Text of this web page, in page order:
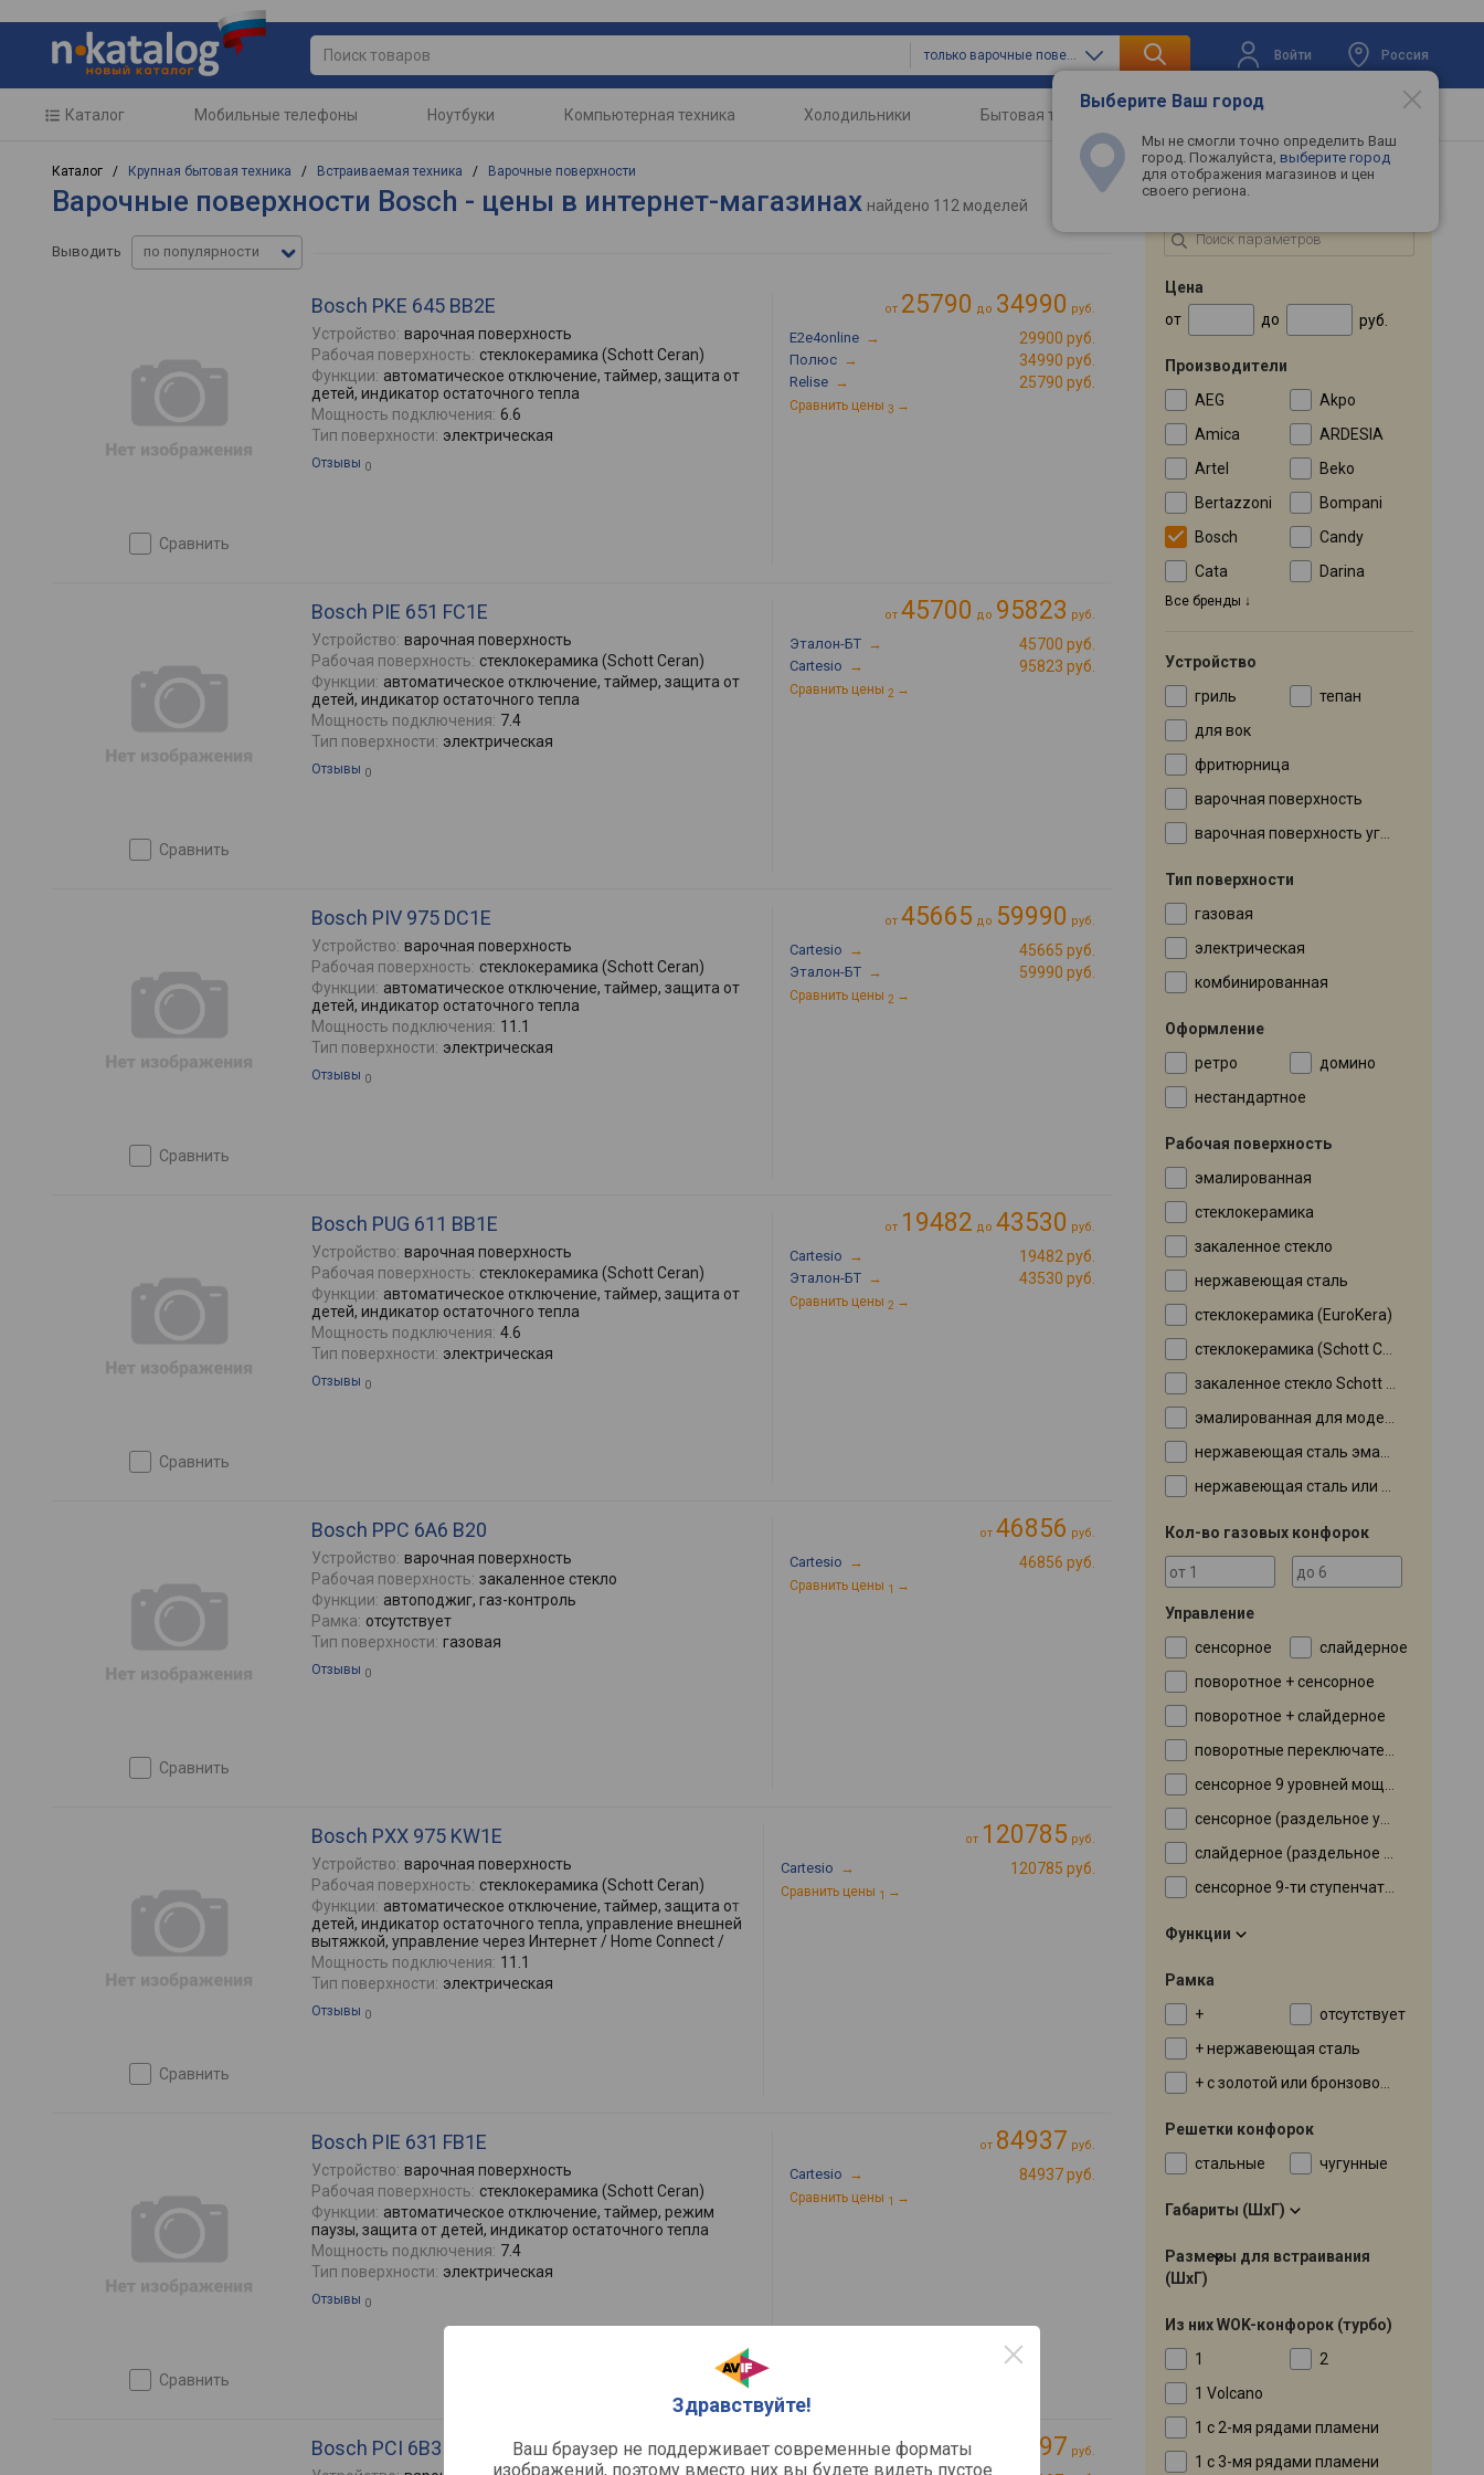
только варочные поверхности Войти Россия
Выберите Ваш город
Мы не смогли точно определить Ваш
город. Пожалуйста, выберите город
для отображения магазинов и цен
своего региона.
Здравствуйте!
Ваш браузер не поддерживает современные форматы
изображений, поэтому вместо них вы будете видеть пустое
Каталог Мобильные телефоны Ноутбуки Компьютерная техника Холодильники Бытовая техника Телевизоры
Каталог / Крупная бытовая техника / Встраиваемая техника / Варочные поверхности
Варочные поверхности Bosch - цены в интернет-магазинах найдено 112 моделей
Выводить по популярности
сравнить
Bosch PKE 645 BB2E
Устройство: варочная поверхность
Рабочая поверхность: стеклокерамика (Schott Ceran)
Функции: автоматическое отключение, таймер, защита от
детей, индикатор остаточного тепла
Мощность подключения: 6.6
Тип поверхности: электрическая
Отзывы 0
от 25790 до 34990 руб.
E2e4online → 29900 руб.
Полюс → 34990 руб.
Relise → 25790 руб.
Сравнить цены 3 →
сравнить
Bosch PIE 651 FC1E
Устройство: варочная поверхность
Рабочая поверхность: стеклокерамика (Schott Ceran)
Функции: автоматическое отключение, таймер, защита от
детей, индикатор остаточного тепла
Мощность подключения: 7.4
Тип поверхности: электрическая
Отзывы 0
от 45700 до 95823 руб.
Эталон-БТ → 45700 руб.
Cartesio → 95823 руб.
Сравнить цены 2 →
сравнить
Bosch PIV 975 DC1E
Устройство: варочная поверхность
Рабочая поверхность: стеклокерамика (Schott Ceran)
Функции: автоматическое отключение, таймер, защита от
детей, индикатор остаточного тепла
Мощность подключения: 11.1
Тип поверхности: электрическая
Отзывы 0
от 45665 до 59990 руб.
Cartesio → 45665 руб.
Эталон-БТ → 59990 руб.
Сравнить цены 2 →
сравнить
Bosch PUG 611 BB1E
Устройство: варочная поверхность
Рабочая поверхность: стеклокерамика (Schott Ceran)
Функции: автоматическое отключение, таймер, защита от
детей, индикатор остаточного тепла
Мощность подключения: 4.6
Тип поверхности: электрическая
Отзывы 0
от 19482 до 43530 руб.
Cartesio → 19482 руб.
Эталон-БТ → 43530 руб.
Сравнить цены 2 →
сравнить
Bosch PPC 6A6 B20
Устройство: варочная поверхность
Рабочая поверхность: закаленное стекло
Функции: автоподжиг, газ-контроль
Рамка: отсутствует
Тип поверхности: газовая
Отзывы 0
от 46856 руб.
Cartesio → 46856 руб.
Сравнить цены 1 →
сравнить
Bosch PXX 975 KW1E
Устройство: варочная поверхность
Рабочая поверхность: стеклокерамика (Schott Ceran)
Функции: автоматическое отключение, таймер, защита от
детей, индикатор остаточного тепла, управление внешней
вытяжкой, управление через Интернет / Home Connect /
Мощность подключения: 11.1
Тип поверхности: электрическая
Отзывы 0
от 120785 руб.
Cartesio → 120785 руб.
Сравнить цены 1 →
сравнить
Bosch PIE 631 FB1E
Устройство: варочная поверхность
Рабочая поверхность: стеклокерамика (Schott Ceran)
Функции: автоматическое отключение, таймер, режим
паузы, защита от детей, индикатор остаточного тепла
Мощность подключения: 7.4
Тип поверхности: электрическая
Отзывы 0
от 84937 руб.
Cartesio → 84937 руб.
Сравнить цены 1 →
Bosch PCI 6B3 B90R 36197 руб.
ПОДБОР ПО ПАРАМЕТРАМ
Цена
от
до руб.
Производители
AEG
Akpo
Amica
ARDESIA
Artel
Beko
Bertazzoni
Bompani
Bosch
Candy
Cata
Darina
Все бренды
Устройство
гриль
тепан
для вок
фритюрница
варочная поверхность
варочная поверхность угловая
Тип поверхности
газовая
электрическая
комбинированная
Оформление
ретро
домино
нестандартное
Рабочая поверхность
эмалированная
стеклокерамика
закаленное стекло
нержавеющая сталь
стеклокерамика (EuroKera)
стеклокерамика (Schott Ceran)
закаленное стекло Schott Ceran
эмалированная для модели X — нержавеющая сталь
нержавеющая сталь эмалированная в моделях с индексом WH
нержавеющая сталь или эмаль, в зависимости от модификации
Кол-во газовых конфорок
Управление
сенсорное
слайдерное
поворотное + сенсорное
поворотное + слайдерное
поворотные переключатели
сенсорное 9 уровней мощности
сенсорное (раздельное управление конфорками)
слайдерное (раздельное управление конфорками)
сенсорное 9-ти ступенчатая регулировка мощности
Функции
Рамка
+
отсутствует
+ нержавеющая сталь
+ с золотой или бронзовой окантовкой
Решетки конфорок
стальные
чугунные
Габариты (ШхГ)
Размеры для встраивания
(ШхГ)
Из них WOK-конфорок (турбо)
1
2
1 Volcano
1 с 2-мя рядами пламени
1 с 3-мя рядами пламени